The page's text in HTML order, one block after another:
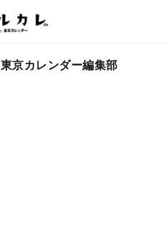
東京カレンダー編集部